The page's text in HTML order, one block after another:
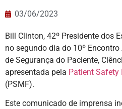
03/06/2023
Bill Clinton, 42º Presidente dos
no segundo dia do 10º
de Segurança do Paciente,
apresentada pela Patient Safety
(PSMF).
Este comunicado de imprensa